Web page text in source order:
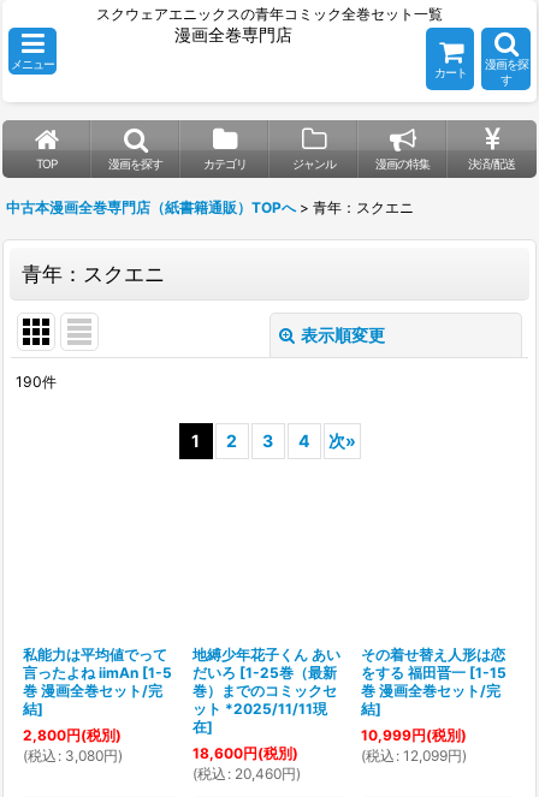
スクウェアエニックスの青年コミック全巻セット一覧
メニュー
漫画全巻専門店
カート
漫画を探
す
TOP 漫画を探す カテゴリ ジャンル 漫画の特集 決済/配送
中古本漫画全巻専門店（紙書籍通販）TOPへ > 青年：スクエニ
青年：スクエニ
表示順変更
190件
1 2 3 4 次»
私能力は平均値でって
言ったよね iimAn [1-5
巻 漫画全巻セット/完
結]
2,800円(税別)
(税込 : 3,080円)
地縛少年花子くん あい
だいろ [1-25巻（最新
巻）までのコミックセ
ット *2025/11/11現
在]
18,600円(税別)
(税込 : 20,460円)
その着せ替え人形は恋
をする 福田晋一 [1-15
巻 漫画全巻セット/完
結]
10,999円(税別)
(税込 : 12,099円)